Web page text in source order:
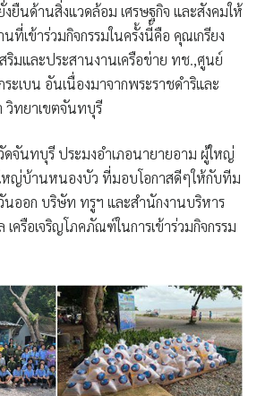
ยืนด้านสิ่งแวดล้อม เศรษฐกิจ และสังคมให้
เข้าร่วมกิจกรรมในครั้งนี้คือ คุณเกรียง
ริมและประสานงานเครือข่าย ทช.,ศูนย์
ะเบน อันเนื่องมาจากพระราชดำริและ
วิทยาเขตจันทบุรี
จันทบุรี ประมงอำเภอนายายอาม ผู้ใหญ่
ญ่บ้านหนองบัว ที่มอบโอกาสดีๆให้กับทีม
อก บริษัท ทรูฯ และสำนักงานบริหาร
ครือเจริญโภคภัณฑ์ในการเข้าร่วมกิจกรรม